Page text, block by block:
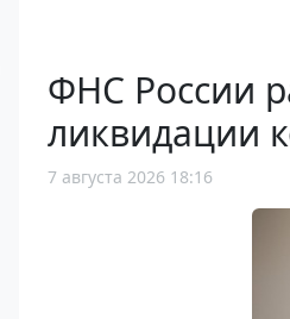
ФНС России
ликвидации
7 августа 2026 18:16